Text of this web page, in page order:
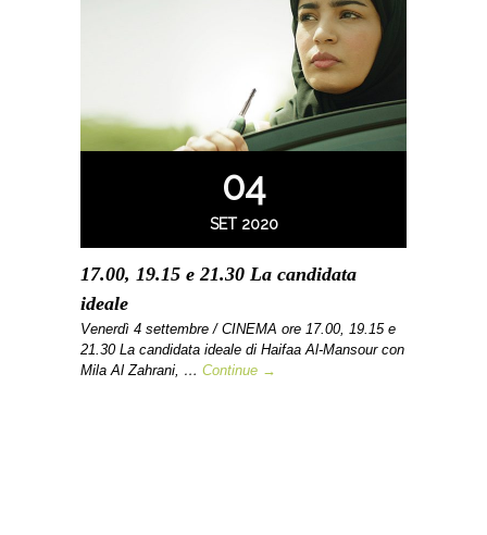
04
SET 2020
17.00, 19.15 e 21.30 La candidata
ideale
Venerdì 4 settembre / CINEMA ore 17.00, 19.15 e
21.30 La candidata ideale di Haifaa Al-Mansour con
Mila Al Zahrani, … Continue →